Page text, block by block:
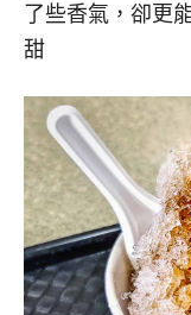
了些香氣，卻更
甜